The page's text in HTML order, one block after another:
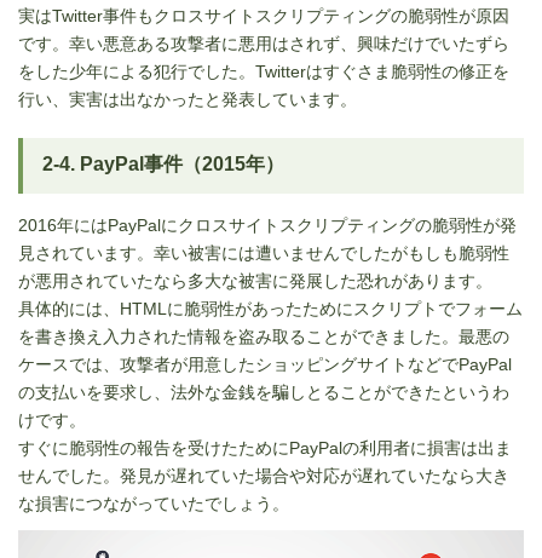
実はTwitter事件もクロスサイトスクリプティングの脆弱性が原因
です。幸い悪意ある攻撃者に悪用はされず、興味だけでいたずら
をした少年による犯行でした。Twitterはすぐさま脆弱性の修正を
行い、実害は出なかったと発表しています。
2-4. PayPal事件（2015年）
2016年にはPayPalにクロスサイトスクリプティングの脆弱性が発
見されています。幸い被害には遭いませんでしたがもしも脆弱性
が悪用されていたなら多大な被害に発展した恐れがあります。
具体的には、HTMLに脆弱性があったためにスクリプトでフォーム
を書き換え入力された情報を盗み取ることができました。最悪の
ケースでは、攻撃者が用意したショッピングサイトなどでPayPal
の支払いを要求し、法外な金銭を騙しとることができたというわ
けです。
すぐに脆弱性の報告を受けたためにPayPalの利用者に損害は出ま
せんでした。発見が遅れていた場合や対応が遅れていたなら大き
な損害につながっていたでしょう。